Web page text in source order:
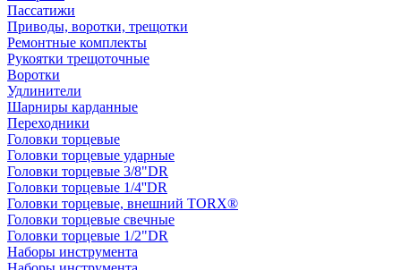
Пассатижи
Приводы, воротки, трещотки
Ремонтные комплекты
Рукоятки трещоточные
Воротки
Удлинители
Шарниры карданные
Переходники
Головки торцевые
Головки торцевые ударные
Головки торцевые 3/8"DR
Головки торцевые 1/4''DR
Головки торцевые, внешний TORX®
Головки торцевые свечные
Головки торцевые 1/2"DR
Наборы инструмента